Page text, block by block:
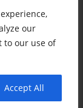
our
to our use of
Accept All
por
TOOOLS